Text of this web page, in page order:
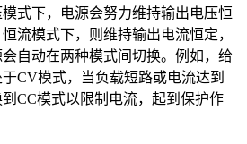
式下，电源会努力维持输出电压恒
流模式下，则维持输出电流恒定，
自动在两种模式间切换。例如，给
CV模式，当负载短路或电流达到
CC模式以限制电流，起到保护作